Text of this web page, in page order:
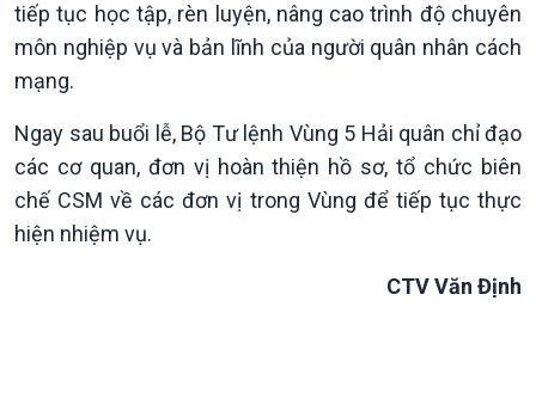
tiếp tục học tập, rèn luyện, nâng cao trình độ chuyên
môn nghiệp vụ và bản lĩnh của người quân nhân cách
mạng.
Ngay sau buổi lễ, Bộ Tư lệnh Vùng 5 Hải quân chỉ đạo
các cơ quan, đơn vị hoàn thiện hồ sơ, tổ chức biên
chế CSM về các đơn vị trong Vùng để tiếp tục thực
hiện nhiệm vụ.
CTV Văn Định